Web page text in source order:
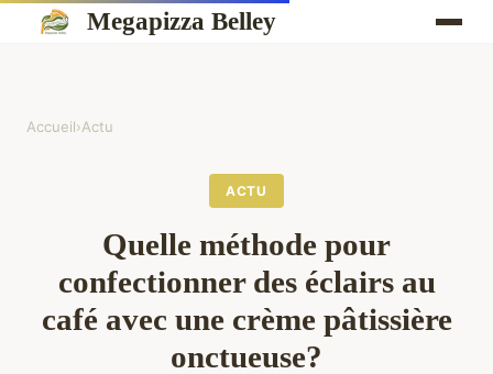
Megapizza Belley
Accueil›Actu
ACTU
Quelle méthode pour
confectionner des éclairs au
café avec une crème pâtissière
onctueuse?